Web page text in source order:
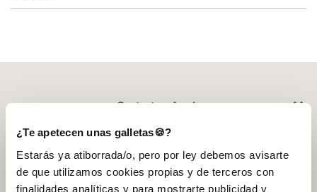
¿Te apetecen unas galletas🍪?
Estarás ya atiborrada/o, pero por ley debemos avisarte
de que utilizamos cookies propias y de terceros con
finalidades analíticas y para mostrarte publicidad y
He leído y entiendo lapolítica de privacidady acepto recibir
QUIERO SUSCRIBIRME
* Puedes cancelar la suscripción en cualquier momento.
Contacto y Ayuda
INSIDE World